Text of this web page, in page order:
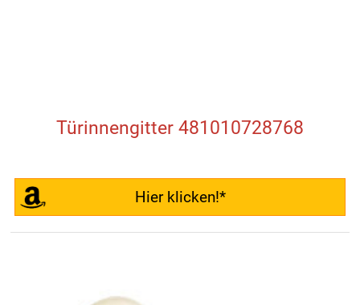
Türinnengitter 481010728768
Hier klicken!*